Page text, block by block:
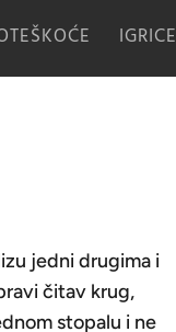
IGRICE
jedni drugima i
čitav krug,
stopalu i ne